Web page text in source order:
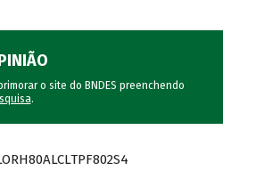
o site do BNDES preenchendo
.